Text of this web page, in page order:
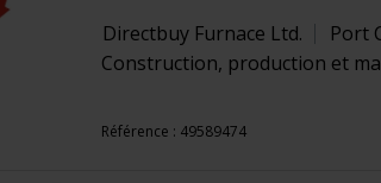
Directbuy Furnace Ltd. Port
Construction, production et
Référence : 49589474